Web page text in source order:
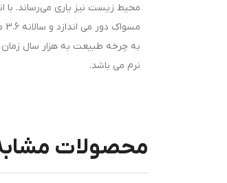
محیط زیست نیز یاری می‌رساند. با
به چرخه طبیعت به هزار سال زمان
نرم می باشد.
محصولات